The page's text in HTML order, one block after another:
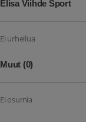
Elisa Viihde Sport
Ei urheilua
Muut (0)
Ei osumia